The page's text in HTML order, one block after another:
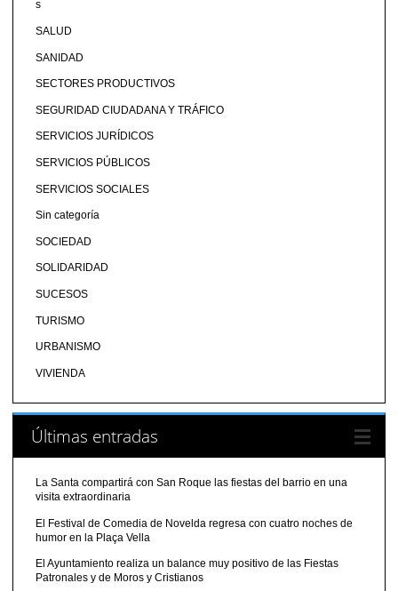
s
SALUD
SANIDAD
SECTORES PRODUCTIVOS
SEGURIDAD CIUDADANA Y TRÁFICO
SERVICIOS JURÍDICOS
SERVICIOS PÚBLICOS
SERVICIOS SOCIALES
Sin categoría
SOCIEDAD
SOLIDARIDAD
SUCESOS
TURISMO
URBANISMO
VIVIENDA
Últimas entradas
La Santa compartirá con San Roque las fiestas del barrio en una
visita extraordinaria
El Festival de Comedia de Novelda regresa con cuatro noches de
humor en la Plaça Vella
El Ayuntamiento realiza un balance muy positivo de las Fiestas
Patronales y de Moros y Cristianos